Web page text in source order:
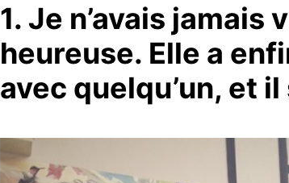
1. Je n’avais jamais
heureuse. Elle a
avec quelqu’un, et il